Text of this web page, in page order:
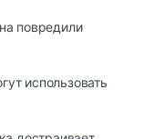
повредили
использовать